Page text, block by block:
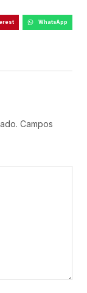
WhatsApp
Campos